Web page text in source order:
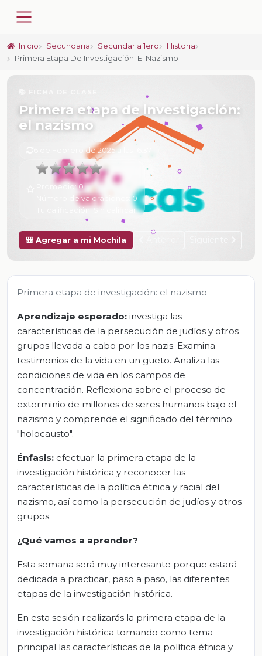
Inicio Secundaria Secundaria 1ero Historia
I
Primera Etapa De Investigación: El Nazismo
Primera etapa de investigación:
el nazismo
6 de Febrero de 2025 a las 16:37
Promedio:0
Número de valoraciones: 0
Tu calificación:
Sin calificar
🎒 Agregar a mi Mochila
Primera etapa de investigación: el nazismo
Aprendizaje esperado: investiga las
características de la persecución de judíos y otros
grupos llevada a cabo por los nazis. Examina
testimonios de la vida en un gueto. Analiza las
condiciones de vida en los campos de
concentración. Reflexiona sobre el proceso de
exterminio de millones de seres humanos bajo el
nazismo y comprende el significado del término
"holocausto".
Énfasis: efectuar la primera etapa de la
investigación histórica y reconocer las
características de la política étnica y racial del
nazismo, así como la persecución de judíos y otros
grupos.
¿Qué vamos a aprender?
Esta semana será muy interesante porque estará
dedicada a practicar, paso a paso, las diferentes
etapas de la investigación histórica.
En esta sesión realizarás la primera etapa de la
investigación histórica tomando como tema
principal las características de la política étnica y